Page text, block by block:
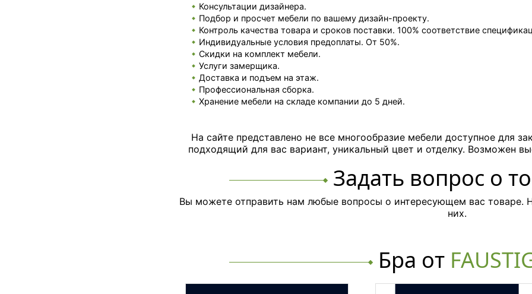
Консультации дизайнера.
Подбор и просчет мебели по вашему дизайн-проекту.
Контроль качества товара и сроков поставки. 100% соответствие
Индивидуальные условия предоплаты. От 50%.
Скидки на комплект мебели.
Услуги замерщика.
Доставка и подъем на этаж.
Профессиональная сборка.
Хранение мебели на складе компании до 5 дней.
На сайте представлено не все многообразие мебели доступное для
подходящий для вас вариант, уникальный цвет и отделку. Возможен
Задать вопрос о
Вы можете отправить нам любые вопросы о интересующем вас товаре.
них.
Бра от